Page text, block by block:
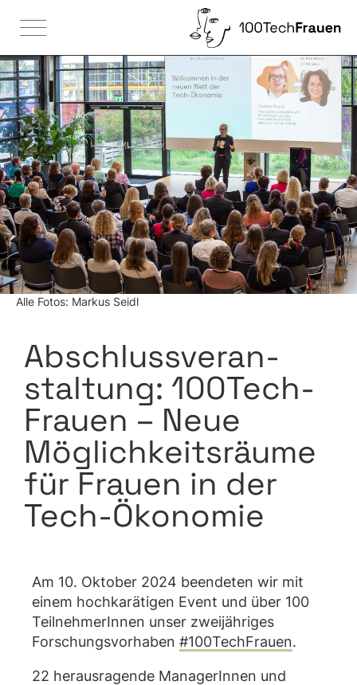

Alle Fotos: Markus Seidl
Abschluss­veran­
stal­tung: 100Tech­
Frauen – Neue
Möglich­keits­räume
für Frauen in der
Tech-Ökonomie
Am 10. Oktober 2024 beendeten wir mit
einem hochkarätigen Event und über 100
TeilnehmerInnen unser zweijähriges
Forschungsvorhaben #100TechFrauen.
22 herausragende ManagerInnen und